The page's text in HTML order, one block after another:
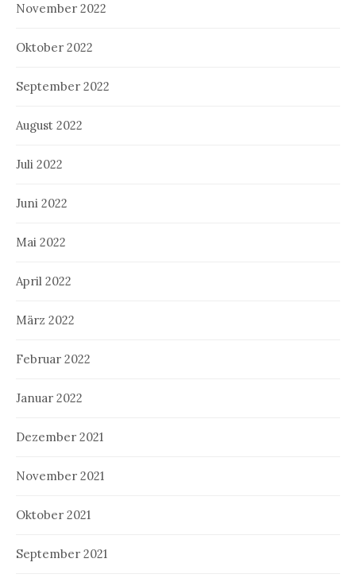
November 2022
Oktober 2022
September 2022
August 2022
Juli 2022
Juni 2022
Mai 2022
April 2022
März 2022
Februar 2022
Januar 2022
Dezember 2021
November 2021
Oktober 2021
September 2021